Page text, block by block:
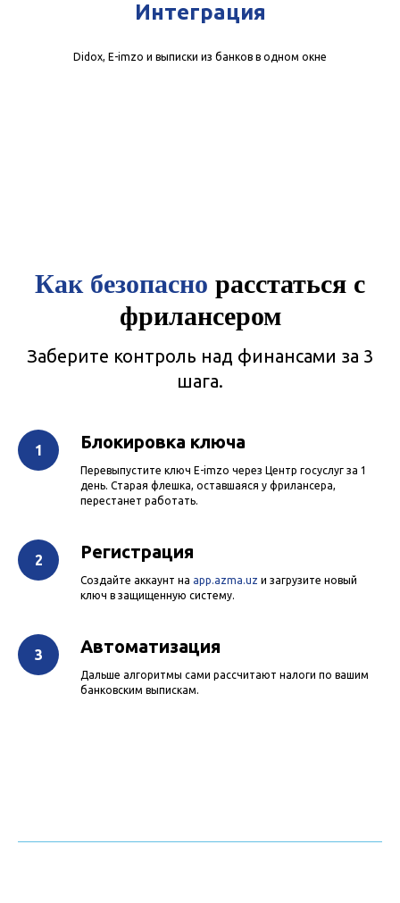
Интеграция
Didox, E-imzo и выписки из банков в одном окне
Как безопасно расстаться с
фрилансером
Заберите контроль над финансами за 3
шага.
Блокировка ключа
Перевыпустите ключ E-imzo через Центр госуслуг за 1
день. Старая флешка, оставшаяся у фрилансера,
перестанет работать.
Регистрация
Создайте аккаунт на app.azma.uz и загрузите новый
ключ в защищенную систему.
Автоматизация
Дальше алгоритмы сами рассчитают налоги по вашим
банковским выпискам.